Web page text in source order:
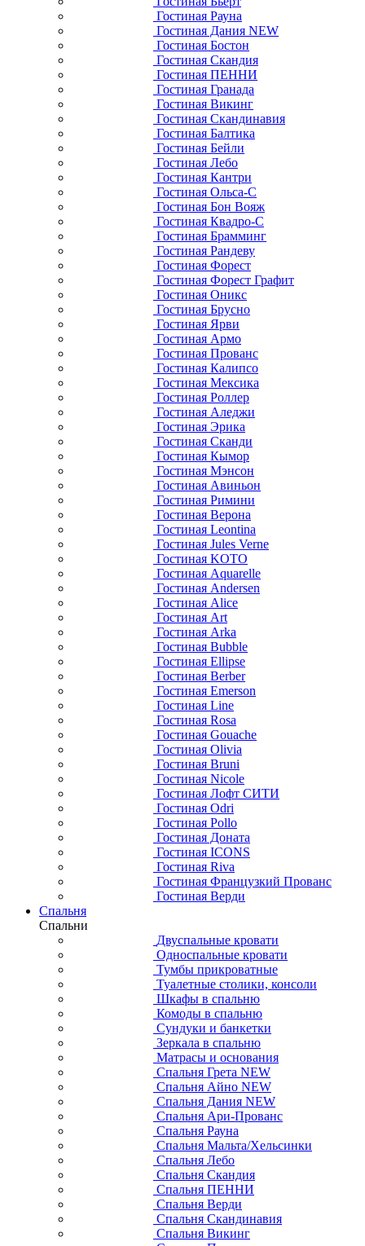
Гостиная Рауна
Гостиная Дания NEW
Гостиная Бостон
Гостиная Скандия
Гостиная ПЕННИ
Гостиная Гранада
Гостиная Викинг
Гостиная Скандинавия
Гостиная Балтика
Гостиная Бейли
Гостиная Лебо
Гостиная Кантри
Гостиная Ольса-С
Гостиная Бон Вояж
Гостиная Квадро-С
Гостиная Брамминг
Гостиная Рандеву
Гостиная Форест
Гостиная Форест Графит
Гостиная Оникс
Гостиная Брусно
Гостиная Ярви
Гостиная Армо
Гостиная Прованс
Гостиная Калипсо
Гостиная Мексика
Гостиная Роллер
Гостиная Аледжи
Гостиная Эрика
Гостиная Сканди
Гостиная Кымор
Гостиная Мэнсон
Гостиная Авиньон
Гостиная Римини
Гостиная Верона
Гостиная Leontina
Гостиная Jules Verne
Гостиная KOTO
Гостиная Aquarelle
Гостиная Andersen
Гостиная Alice
Гостиная Art
Гостиная Arka
Гостиная Bubble
Гостиная Ellipse
Гостиная Berber
Гостиная Emerson
Гостиная Line
Гостиная Rosa
Гостиная Gouache
Гостиная Olivia
Гостиная Bruni
Гостиная Nicole
Гостиная Лофт СИТИ
Гостиная Odri
Гостиная Pollo
Гостиная Доната
Гостиная ICONS
Гостиная Riva
Гостиная Французкий Прованс
Гостиная Верди
Спальня
Спальни
Двуспальные кровати
Односпальные кровати
Тумбы прикроватные
Туалетные столики, консоли
Шкафы в спальню
Комоды в спальню
Сундуки и банкетки
Зеркала в спальню
Матрасы и основания
Спальня Грета NEW
Спальня Айно NEW
Спальня Дания NEW
Спальня Ари-Прованс
Спальня Рауна
Спальня Мальта/Хельсинки
Спальня Лебо
Спальня Скандия
Спальня ПЕННИ
Спальня Верди
Спальня Скандинавия
Спальня Викинг